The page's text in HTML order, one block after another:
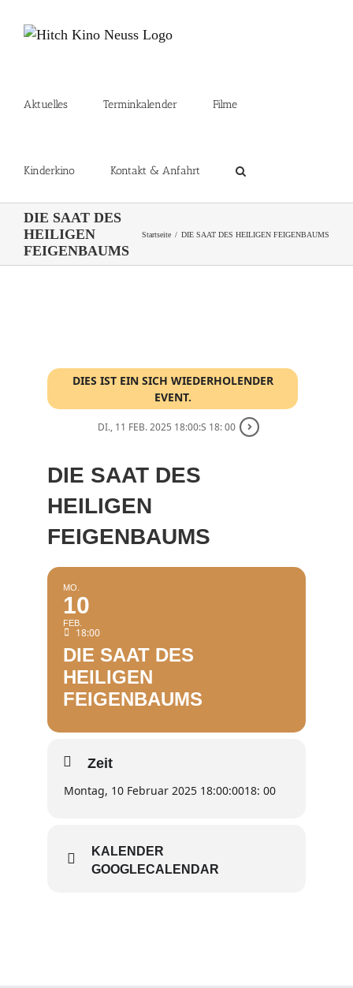
Inhalt
Aktuelles Terminkalender Filme
Kinderkino Kontakt & Anfahrt
DIE SAAT DES
HEILIGEN
FEIGENBAUMS
Startseite DIE SAAT DES HEILIGEN FEIGENBAUMS
DIES IST EIN SICH WIEDERHOLENDER
EVENT.
DI., 11 FEB. 2025 18:00:S 18: 00
DIE SAAT DES
HEILIGEN
FEIGENBAUMS
MO.
10
FEB.
18:00
DIE SAAT DES
HEILIGEN
FEIGENBAUMS
Zeit
Montag, 10 Februar 2025 18:00:0018: 00
KALENDER
GOOGLECALENDAR